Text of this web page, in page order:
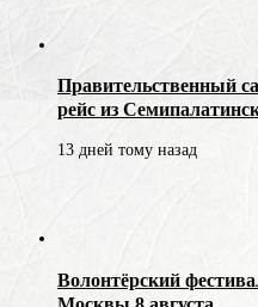
Правительственный
рейс из
13 дней тому назад
Волонтёрский